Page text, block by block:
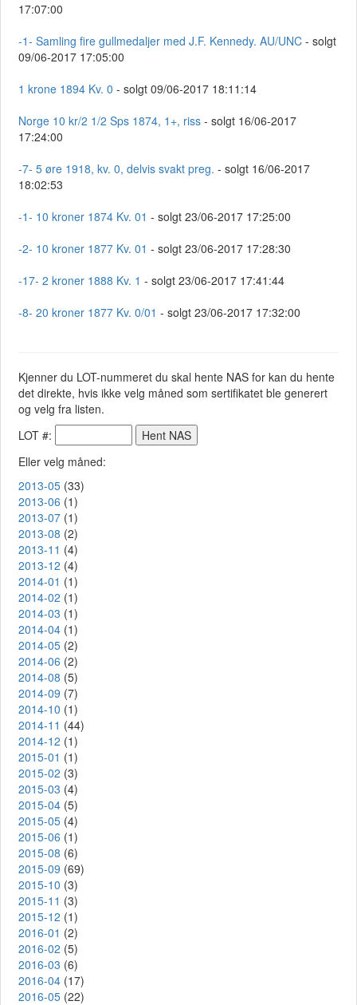
17:07:00
-1- Samling fire gullmedaljer med J.F. Kennedy. AU/UNC - solgt
09/06-2017 17:05:00
1 krone 1894 Kv. 0 - solgt 09/06-2017 18:11:14
Norge 10 kr/2 1/2 Sps 1874, 1+, riss - solgt 16/06-2017
17:24:00
-7- 5 øre 1918, kv. 0, delvis svakt preg. - solgt 16/06-2017
18:02:53
-1- 10 kroner 1874 Kv. 01 - solgt 23/06-2017 17:25:00
-2- 10 kroner 1877 Kv. 01 - solgt 23/06-2017 17:28:30
-17- 2 kroner 1888 Kv. 1 - solgt 23/06-2017 17:41:44
-8- 20 kroner 1877 Kv. 0/01 - solgt 23/06-2017 17:32:00
Kjenner du LOT-nummeret du skal hente NAS for kan du hente
det direkte, hvis ikke velg måned som sertifikatet ble generert
og velg fra listen.
LOT #:
Eller velg måned:
2013-05 (33)
2013-06 (1)
2013-07 (1)
2013-08 (2)
2013-11 (4)
2013-12 (4)
2014-01 (1)
2014-02 (1)
2014-03 (1)
2014-04 (1)
2014-05 (2)
2014-06 (2)
2014-08 (5)
2014-09 (7)
2014-10 (1)
2014-11 (44)
2014-12 (1)
2015-01 (1)
2015-02 (3)
2015-03 (4)
2015-04 (5)
2015-05 (4)
2015-06 (1)
2015-08 (6)
2015-09 (69)
2015-10 (3)
2015-11 (3)
2015-12 (1)
2016-01 (2)
2016-02 (5)
2016-03 (6)
2016-04 (17)
2016-05 (22)